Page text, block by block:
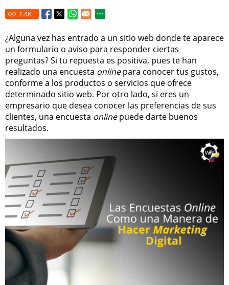
1.4K
¿Alguna vez has entrado a un sitio web donde te aparece
un formulario o aviso para responder ciertas
preguntas? Si tu repuesta es positiva, pues te han
realizado una encuesta onlinepara conocer tus gustos,
conforme a los productos o servicios que ofrece
determinado sitio web. Por otro lado, si eres un
empresario que desea conocer las preferencias de sus
clientes, una encuesta onlinepuede darte buenos
resultados.